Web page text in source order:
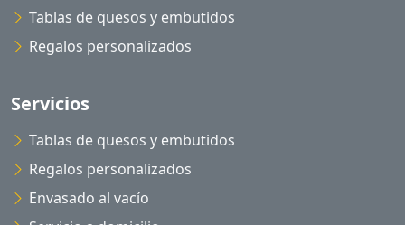
Tablas de quesos y embutidos
Regalos personalizados
Servicios
Tablas de quesos y embutidos
Regalos personalizados
Envasado al vacío